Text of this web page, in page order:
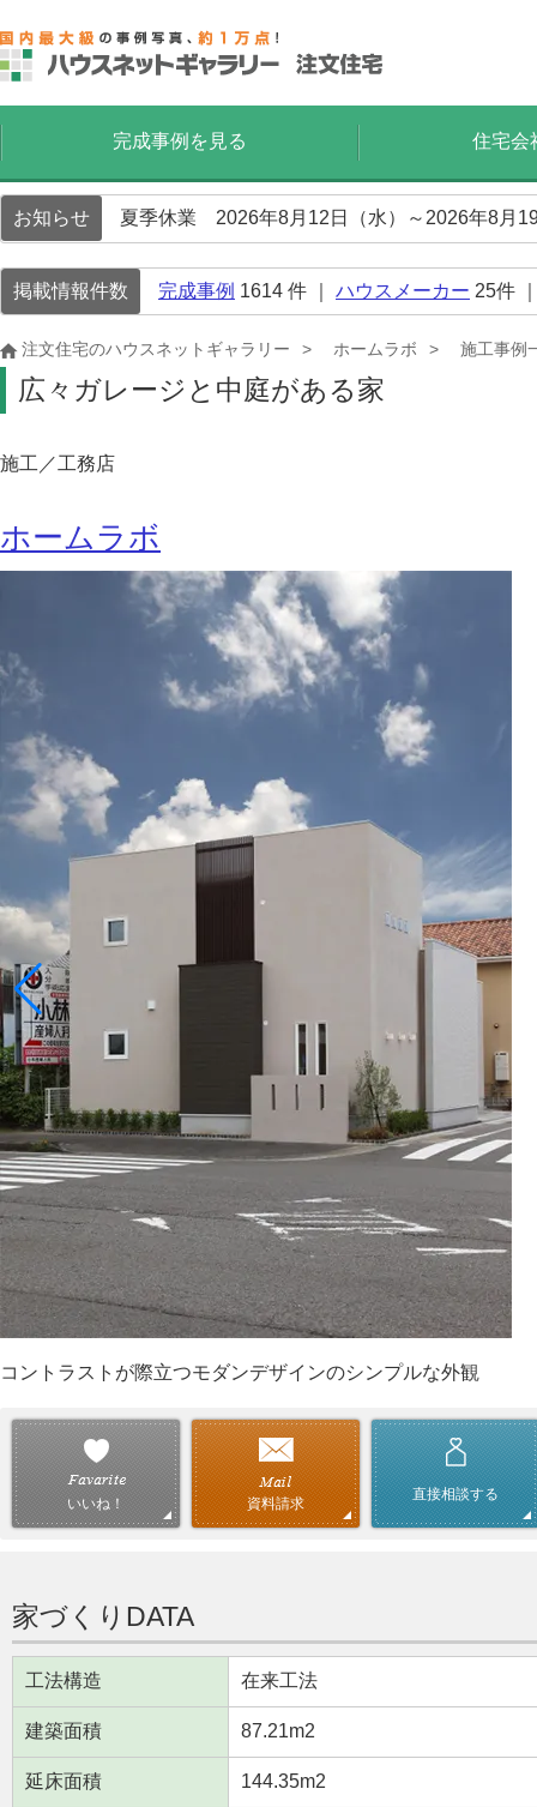
完成事例を見る 住宅会
お知らせ 夏季休業 2026年8月12日（水）～2026年8月
掲載情報件数 完成事例 1614 件 ｜ ハウスメーカー 25件
注文住宅のハウスネットギャラリー ホームラボ 施工事例
広々ガレージと中庭がある家
施工／工務店
ホームラボ
コントラストが際立つモダンデザインのシンプルな外観
いいね！ 資料請求
直接相談する
家づくりDATA
工法構造 在来工法
建築面積 87.21m2
延床面積 144.35m2